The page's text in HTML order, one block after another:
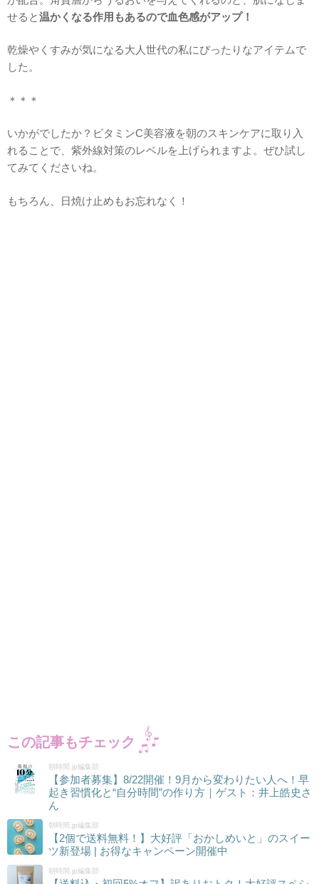
せると温かくなる作用もあるので血色感がアップ！
乾燥やくすみが気になる大人世代の私にぴったりなアイテムで
した。
＊＊＊
いかがでしたか？ビタミンC美容液を朝のスキンケアに取り入
れることで、紫外線対策のレベルを上げられますよ。ぜひ試し
てみてくださいね。
もちろん、日焼け止めもお忘れなく！
この記事もチェック
朝時間.jp編集部
【参加者募集】8/22開催！9月から変わりたい人へ！早
起き習慣化と“自分時間”の作り方｜ゲスト：井上皓史さ
ん
朝時間.jp編集部
【2個で送料無料！】大好評「おかしめいと」のスイー
ツ新登場 | お得なキャンペーン開催中
朝時間.jp編集部